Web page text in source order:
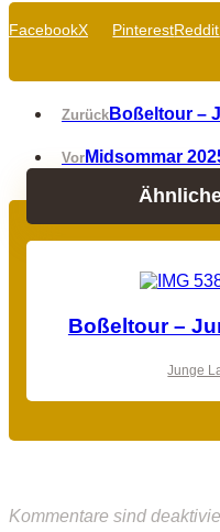
FacebookX PinterestReddit
Zurück Boßeltour –
Vor Midsommar
Boßeltour –
Junge
Kommentare sind